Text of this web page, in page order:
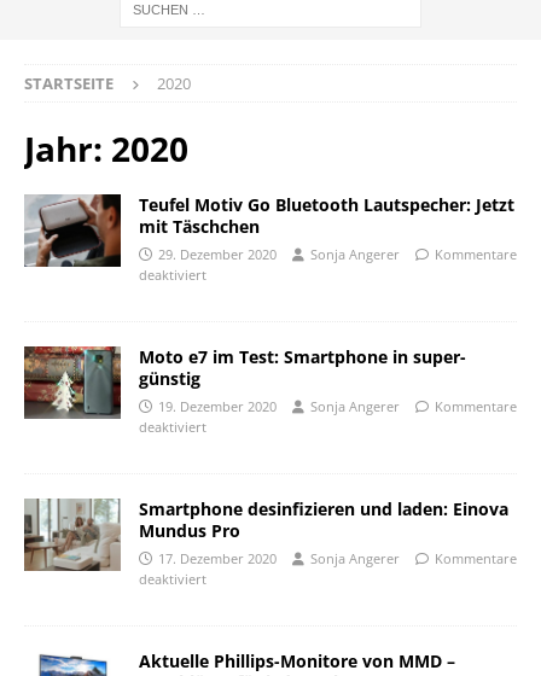
STARTSEITE 2020
Jahr: 2020
Teufel Motiv Go Bluetooth Lautspecher: Jetzt
mit Täschchen
29. Dezember 2020 Sonja Angerer
Kommentare
deaktiviert
Moto e7 im Test: Smartphone in super-
günstig
19. Dezember 2020 Sonja Angerer
Kommentare
deaktiviert
Smartphone desinfizieren und laden: Einova
Mundus Pro
17. Dezember 2020 Sonja Angerer
Kommentare
deaktiviert
Aktuelle Phillips-Monitore von MMD –